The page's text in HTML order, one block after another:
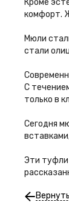
комфорт.
Мюли
стали
С
только в
Сегодня
Эти туфли